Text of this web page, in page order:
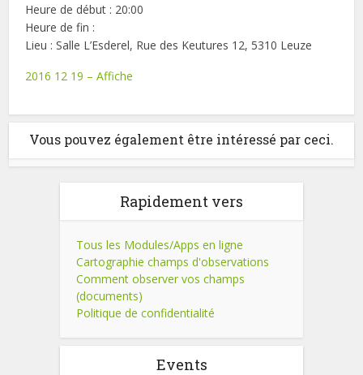
Heure de début : 20:00
Heure de fin :
Lieu : Salle L’Esderel, Rue des Keutures 12, 5310 Leuze
2016 12 19 – Affiche
Vous pouvez également être intéressé par ceci.
Rapidement vers
Tous les Modules/Apps en ligne
Cartographie champs d'observations
Comment observer vos champs
(documents)
Politique de confidentialité
Events